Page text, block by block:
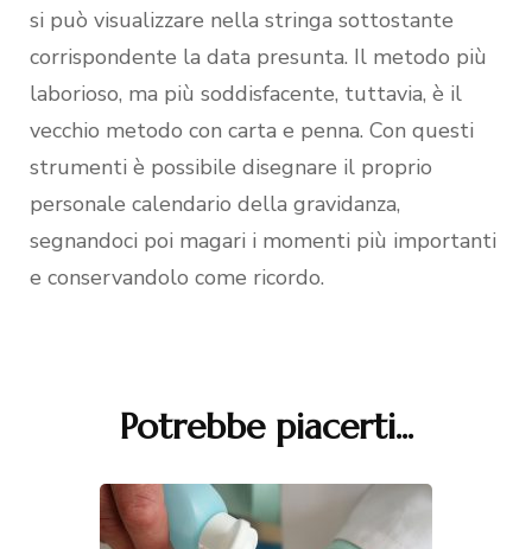
si può visualizzare nella stringa sottostante
corrispondente la data presunta. Il metodo più
laborioso, ma più soddisfacente, tuttavia, è il
vecchio metodo con carta e penna. Con questi
strumenti è possibile disegnare il proprio
personale calendario della gravidanza,
segnandoci poi magari i momenti più importanti
e conservandolo come ricordo.
Potrebbe piacerti...